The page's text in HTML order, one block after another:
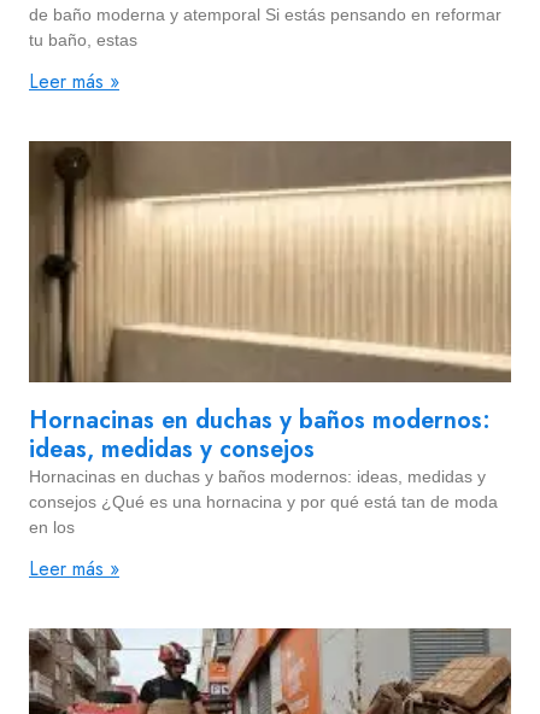
de baño moderna y atemporal Si estás pensando en reformar
tu baño, estas
Leer más »
Hornacinas en duchas y baños modernos:
ideas, medidas y consejos
Hornacinas en duchas y baños modernos: ideas, medidas y
consejos ¿Qué es una hornacina y por qué está tan de moda
en los
Leer más »